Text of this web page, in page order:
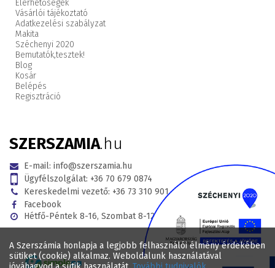
A Szerszámia honlapja a legjobb felhasználói élmény érdekében
sütiket (cookie) alkalmaz. Weboldalunk használatával
Elérhetőségek
Vásárlói tájékoztató
Adatkezelési szabályzat
Makita
Széchenyi 2020
Bemutatók,tesztek!
Blog
Kosár
Belépés
Regisztráció
SZERSZAMIA.hu
E-mail: info@szerszamia.hu
Ügyfélszolgálat: +36 70 679 0874
Kereskedelmi vezető: +36 73 310 901
Facebook
Hétfő-Péntek 8-16, Szombat 8-12